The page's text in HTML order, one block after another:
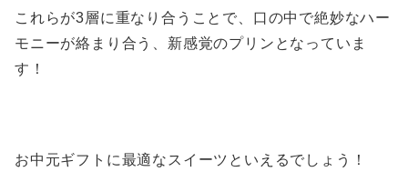
これらが3層に重なり合うことで、口の中で絶妙なハー
モニーが絡まり合う、新感覚のプリンとなっていま
す！
お中元ギフトに最適なスイーツといえるでしょう！